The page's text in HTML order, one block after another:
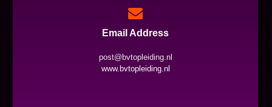
Email Address
post@bvtopleiding.nl
www.bvtopleiding.nl